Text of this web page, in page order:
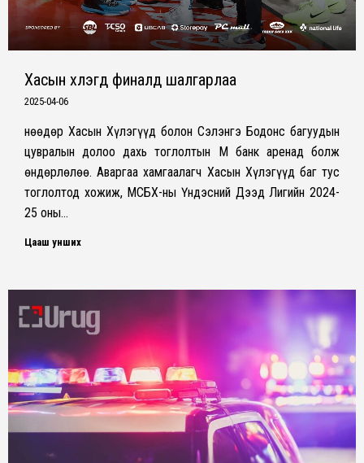
Хасын хүлэгүүд финалд шалгарлаа
2025-04-06
Өнөөдөр Хасын Хүлэгүүд болон Сэлэнгэ Бодонс багуудын
цувралын долоо дахь тоглолтын М банк аренад болж
өндөрлөлөө. Аваргаа хамгаалагч Хасын Хүлэгүүд баг тус
тоглолтод хожиж, МСБХ-ны Үндэсний Дээд Лигийн 2024-
25 оны…
Цааш унших